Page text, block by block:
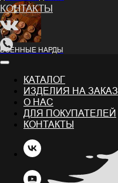
ВОЕННЫЕ НАРДЫ
КАТАЛОГ
ИЗДЕЛИЯ НА ЗАКАЗ
О НАС
ДЛЯ ПОКУПАТЕЛЕЙ
КОНТАКТЫ